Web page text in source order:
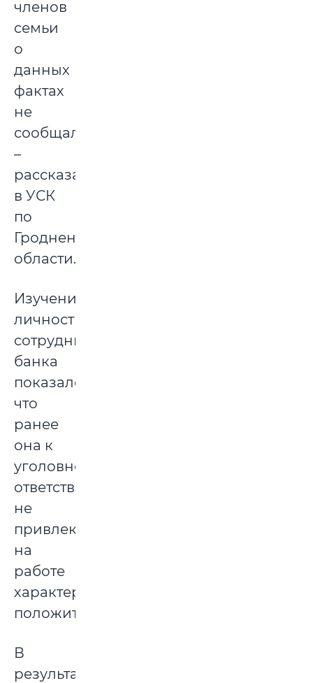
членов
семьи
о
данных
фактах
не
сообщала»,
–
рассказали
в УСК
по
Гродненской
области.
Изучение
личности
сотрудницы
банка
показало,
что
ранее
она к
уголовной
ответственности
не
привлекалась,
на
работе
характеризовалась
положительно.
В
результате